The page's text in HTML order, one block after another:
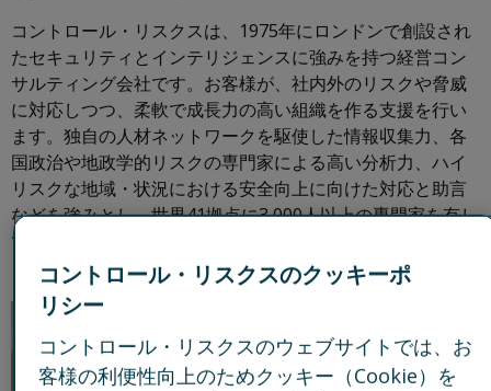
コントロール・リスクスは、1975年にロンドンで創設され
たセキュリティとインテリジェンスに強みを持つ経営コン
サルティング会社です。お客様が、社内外のリスクや脅威
に対応しつつ、柔軟で成長力の高い組織を作る支援を行い
ます。独自の人材ネットワークを駆使した情報収集力、各
国政治や地政学的リスクの専門家による高い分析力、ハイ
リスクな地域・状況における安全向上に向けた対応と助言
などを強みとし、世界41拠点に3,000人以上の専門家を有し
ています。
コントロール・リスクスのクッキーポ
リシー
コントロール・リスクスのウェブサイトでは、お
客様の利便性向上のためクッキー（Cookie）を